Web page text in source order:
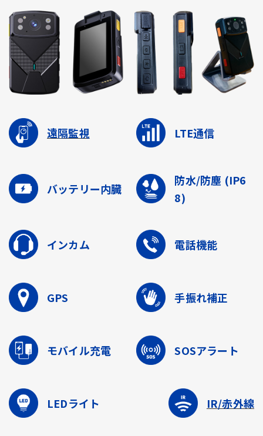
遠隔監視 LTE通信
バッテリー内臓
防水/防塵 (IP6
8)
インカム 電話機能
GPS 手振れ補正
モバイル充電 SOSアラート
LEDライト IR/赤外線